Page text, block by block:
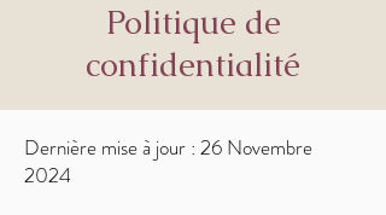
Politique de
confidentialité
Dernière mise à jour : 26 Novembre
2024